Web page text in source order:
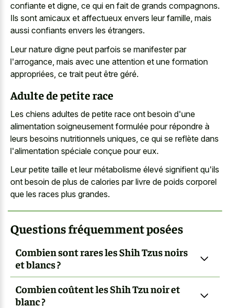
confiante et digne, ce qui en fait de grands compagnons.
Ils sont amicaux et affectueux envers leur famille, mais
aussi confiants envers les étrangers.
Leur nature digne peut parfois se manifester par
l'arrogance, mais avec une attention et une formation
appropriées, ce trait peut être géré.
Adulte de petite race
Les chiens adultes de petite race ont besoin d'une
alimentation soigneusement formulée pour répondre à
leurs besoins nutritionnels uniques, ce qui se reflète dans
l'alimentation spéciale conçue pour eux.
Leur petite taille et leur métabolisme élevé signifient qu'ils
ont besoin de plus de calories par livre de poids corporel
que les races plus grandes.
Questions fréquemment posées
Combien sont rares les Shih Tzus noirs
et blancs ?
Combien coûtent les Shih Tzu noir et
blanc ?